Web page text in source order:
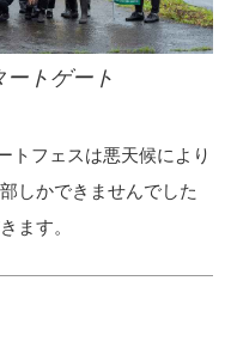
トゲート
トフェスは悪天候により
しかできませんでした
ます。